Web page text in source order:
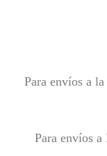
Para envíos a
Para envíos a